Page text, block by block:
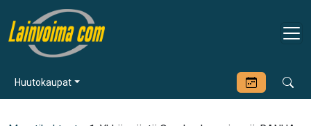
Huutokaupat